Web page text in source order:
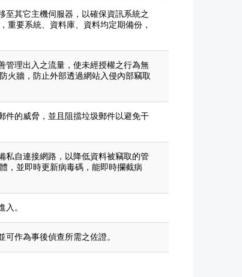
至其它主機伺服器，以確保資訊系統之
重要系統、資料庫、資料均定期備份，
管理出入之流量，使未經授權之行為無
火牆，防止外部透過網站入侵內部竊取
件的威脅，並且阻擋垃圾郵件以避免干
私自連接網路，以降低資料被竊取的管
，並即時更新病毒碼，能即時攔截病
。
作為事後偵查所需之佐證。